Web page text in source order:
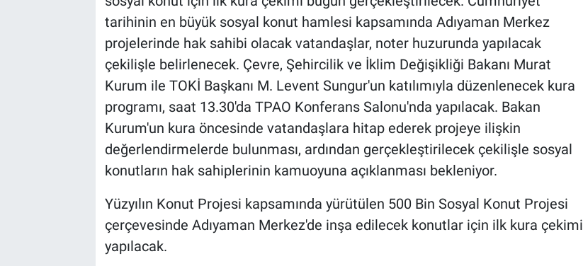
tarihinin en büyük sosyal konut hamlesi kapsamında Adıyaman Merkez
projelerinde hak sahibi olacak vatandaşlar, noter huzurunda yapılacak
çekilişle belirlenecek. Çevre, Şehircilik ve İklim Değişikliği Bakanı Murat
Kurum ile TOKİ Başkanı M. Levent Sungur'un katılımıyla düzenlenecek kura
programı, saat 13.30'da TPAO Konferans Salonu'nda yapılacak. Bakan
Kurum'un kura öncesinde vatandaşlara hitap ederek projeye ilişkin
değerlendirmelerde bulunması, ardından gerçekleştirilecek çekilişle sosyal
konutların hak sahiplerinin kamuoyuna açıklanması bekleniyor.
Yüzyılın Konut Projesi kapsamında yürütülen 500 Bin Sosyal Konut Projesi
çerçevesinde Adıyaman Merkez'de inşa edilecek konutlar için ilk kura çekimi
yapılacak.